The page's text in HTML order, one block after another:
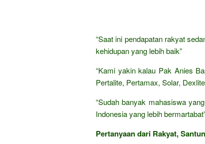
“Saat ini pendapatan rakyat
kehidupan yang lebih baik”
“Kami yakin kalau Pak Anies
Pertalite, Pertamax, Solar,
“Sudah banyak mahasiswa
Indonesia yang lebih
Pertanyaan dari Rakyat,